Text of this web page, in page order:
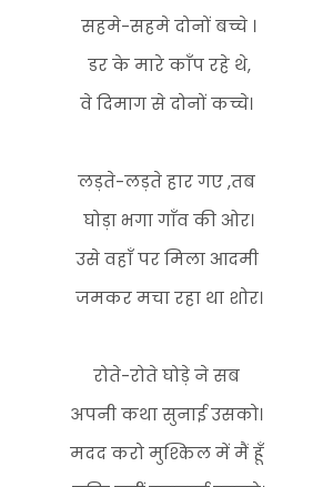
सहमे-सहमे दोनों बच्चे ।
डर के मारे काँप रहे थे,
वे दिमाग से दोनों कच्चे।
लड़ते-लड़ते हार गए ,तब
घोड़ा भगा गाँव की ओर।
उसे वहाँ पर मिला आदमी
जमकर मचा रहा था शोर।
रोते-रोते घोड़े ने सब
अपनी कथा सुनाई उसको।
मदद करो मुश्किल में मैं हूँ